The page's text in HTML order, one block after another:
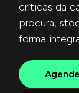
críticas da
procura,
forma